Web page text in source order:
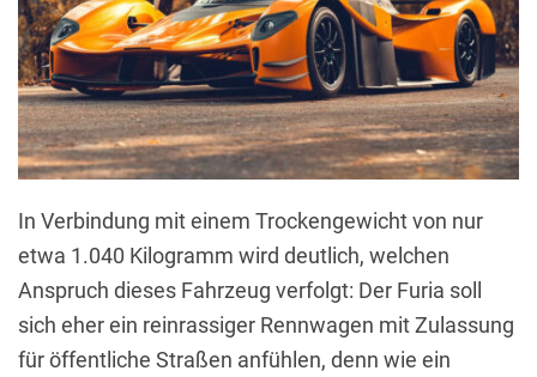
In Verbindung mit einem Trockengewicht von nur
etwa 1.040 Kilogramm wird deutlich, welchen
Anspruch dieses Fahrzeug verfolgt: Der Furia soll
sich eher ein reinrassiger Rennwagen mit Zulassung
für öffentliche Straßen anfühlen, denn wie ein